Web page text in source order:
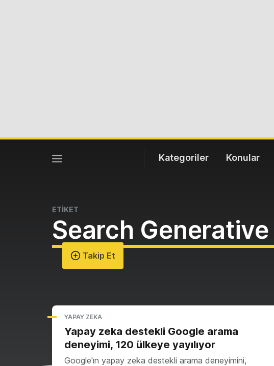
Kategoriler Konular
ETİKET
Search
Takip Et
YAPAY ZEKA
Yapay zeka destekli Google arama
deneyimi, 120 ülkeye yayılıyor
Google'ın yapay zeka destekli arama deneyimini,